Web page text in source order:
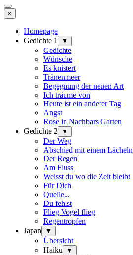
×
Homepage
Gedichte 1
▼
Gedichte
Wünsche
Es knistert
Tränenmeer
Begegnung der neuen Art
Ich träume von
Heute ist ein anderer Tag
Angst
Rose in Nachbars Garten
Gedichte 2
▼
Der Weg
Abschied mit einem Lächeln
Der Regen
Am Fluss
Weisst du wo die Zeit bleibt
Für Dich
Quelle...
Du fehlst
Flieg Vogel flieg
Regentropfen
Japan
▼
Übersicht
Haiku
▼